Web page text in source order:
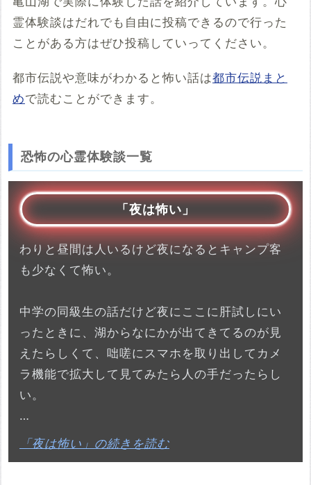
霊体験談はだれでも自由に投稿できるので行った
ことがある方はぜひ投稿していってください。
都市伝説や意味がわかると怖い話は都市伝説まと
めで読むことができます。
恐怖の心霊体験談一覧
「夜は怖い」
わりと昼間は人いるけど夜になるとキャンプ客
も少なくて怖い。
中学の同級生の話だけど夜にここに肝試しにい
ったときに、湖からなにかが出てきてるのが見
えたらしくて、咄嗟にスマホを取り出してカメ
ラ機能で拡大して見てみたら人の手だったらし
い。
…
「夜は怖い」の続きを読む